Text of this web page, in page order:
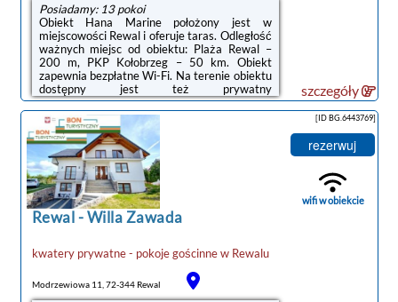
Posiadamy: 13 pokoi
Obiekt Hana Marine położony jest w
miejscowości Rewal i oferuje taras. Odległość
ważnych miejsc od obiektu: Plaża Rewal –
200 m, PKP Kołobrzeg – 50 km. Obiekt
zapewnia bezpłatne Wi-Fi. Na terenie obiektu
dostępny jest też prywatny
parking.Wyposażenie obejmuje także
lodówkę i czajnik.Odległość ważnych miejsc
od obiektu: Molo w Kołobrzegu – 50 km,
Promenada Gwiazd w Międzyzdrojach – 46
km.Doba hotelowa od godziny 16:00 do
10:00.Parking is subject to availability due to
limited spaces.Prosimy o wcześniejsze
poinformowanie obiektu o planowanej
godzinie przyjazdu. Aby ...
szczegóły
Rewal-Willa Zawada
kwatery prywatne - pokoje gościnnew Rewalu
Modrzewiowa 11, 72-344 Rewal
[ID BG.6443769]
rezerwuj
wifi w obiekcie